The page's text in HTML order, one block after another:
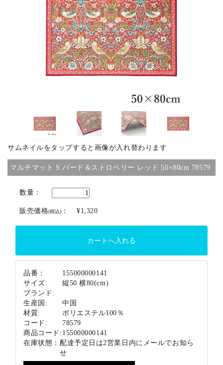
商品カテゴリー/家具
商品カテゴリー/雑貨
サイズ
素材
ブランド
サムネイルをタップすると画像が入れ替わります
マルチマット S バード＆ストロベリー レッド 50×80cm 78579
数量：
販売価格(税込) ： ¥1,320
品番：
155000000141
サイズ:
縦50 横80(cm)
ブランド:
生産国:
中国
材質:
ポリエステル100％
コード:
78579
商品コード: 155000000141
在庫状態： 配達予定日は2営業日内にメールでお知ら
せ